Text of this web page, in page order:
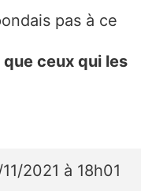
pas à ce
ceux qui les
2021 à 18h01